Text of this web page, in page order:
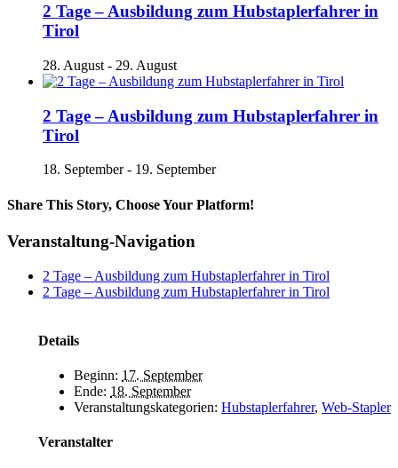
2 Tage – Ausbildung zum Hubstaplerfahrer in
Tirol
28. August - 29. August
2 Tage – Ausbildung zum Hubstaplerfahrer in
Tirol
18. September- 19. September
Share This Story, Choose Your Platform!
Facebook
X
Reddit
LinkedIn
Tumblr
Pinterest
Vk
E-
Veranstaltung-Navigation
2 Tage – Ausbildung zum Hubstaplerfahrer in Tirol
2 Tage – Ausbildung zum Hubstaplerfahrer in Tirol
Details
Beginn: 17. September
Ende: 18. September
Veranstaltungskategorien: Hubstaplerfahrer, Web-Stapler
Veranstalter